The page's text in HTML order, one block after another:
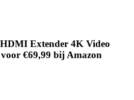
Extender 4K Video
€69,99 bij Amazon